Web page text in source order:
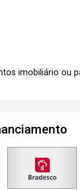
imobiliário ou